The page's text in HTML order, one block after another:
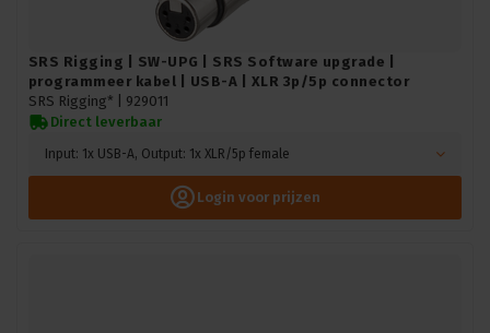
SRS Rigging | SW-UPG | SRS Software upgrade |
programmeer kabel | USB-A | XLR 3p/5p connector
SRS Rigging* | 929011
Direct leverbaar
Input: 1x USB-A, Output: 1x XLR/5p female
Login voor prijzen